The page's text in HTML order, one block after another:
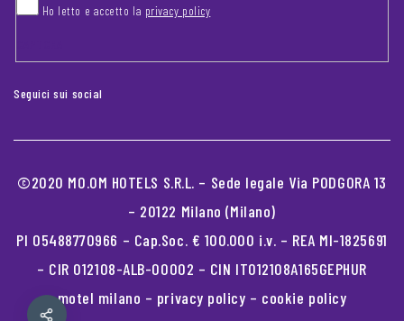
Ho letto e accetto la privacy policy
Seguici sui social
©2020 MO.OM HOTELS S.R.L. – Sede legale Via PODGORA 13
– 20122 Milano (Milano)
PI 05488770966 – Cap.Soc. € 100.000 i.v. – REA MI-1825691
– CIR 012108-ALB-00002 – CIN IT012108A165GEPHUR
motel milano – privacy policy – cookie policy